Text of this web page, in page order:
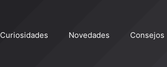
Curiosidades Novedades Consejos